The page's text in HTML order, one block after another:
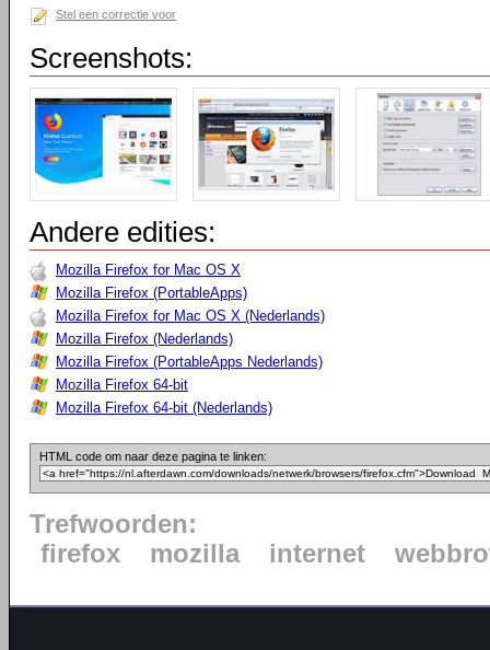
Stel een correctie voor
Screenshots:
Andere edities:
Mozilla Firefox for Mac OS X
Mozilla Firefox (PortableApps)
Mozilla Firefox for Mac OS X (Nederlands)
Mozilla Firefox (Nederlands)
Mozilla Firefox (PortableApps Nederlands)
Mozilla Firefox 64-bit
Mozilla Firefox 64-bit (Nederlands)
HTML code om naar deze pagina te linken:
Trefwoorden:
firefox
mozilla internet